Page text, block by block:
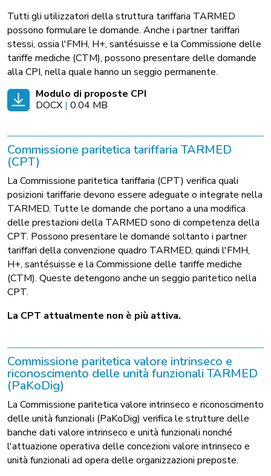
Tutti gli utilizzatori della struttura tariffaria TARMED
possono formulare le domande. Anche i partner tariffari
stessi, ossia l'FMH, H+, santésuisse e la Commissione delle
tariffe mediche (CTM), possono presentare delle domande
alla CPI, nella quale hanno un seggio permanente.
Modulo di proposte CPI
DOCX | 0.04 MB
Commissione paritetica tariffaria TARMED
(CPT)
La Commissione paritetica tariffaria (CPT) verifica quali
posizioni tariffarie devono essere adeguate o integrate nella
TARMED. Tutte le domande che portano a una modifica
delle prestazioni della TARMED sono di competenza della
CPT. Possono presentare le domande soltanto i partner
tariffari della convenzione quadro TARMED, quindi l'FMH,
H+, santésuisse e la Commissione delle tariffe mediche
(CTM). Queste detengono anche un seggio paritetico nella
CPT.
La CPT attualmente non è più attiva.
Commissione paritetica valore intrinseco e
riconoscimento delle unità funzionali TARMED
(PaKoDig)
La Commissione paritetica valore intrinseco e riconoscimento
delle unità funzionali (PaKoDig) verifica le strutture delle
banche dati valore intrinseco e unità funzionali nonché
l'attuazione operativa delle concezioni valore intrinseco e
unità funzionali ad opera delle organizzazioni preposte.